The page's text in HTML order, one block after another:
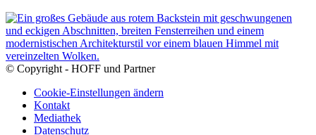
© Copyright - HOFF und Partner
Cookie-Einstellungen ändern
Kontakt
Mediathek
Datenschutz